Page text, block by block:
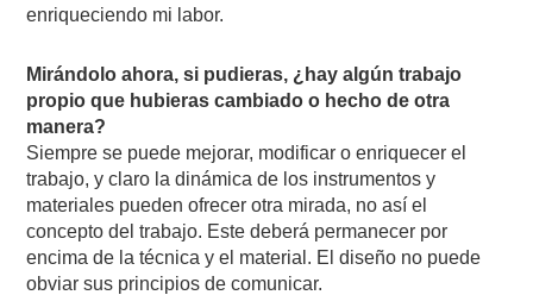
enriqueciendo mi labor.
Mirándolo ahora, si pudieras, ¿hay algún trabajo
propio que hubieras cambiado o hecho de otra
manera?
Siempre se puede mejorar, modificar o enriquecer el
trabajo, y claro la dinámica de los instrumentos y
materiales pueden ofrecer otra mirada, no así el
concepto del trabajo. Este deberá permanecer por
encima de la técnica y el material. El diseño no puede
obviar sus principios de comunicar.